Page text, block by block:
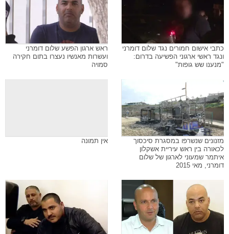
כתבי אישום חמורים נגד שלום דומרני
ונגד ראשי ארגוני הפשיעה בדרום:
"מנענו שש גופות"
ראש ארגון הפשע שלום דומרני
ועשרות מאנשיו נעצרו בתום חקירה
סמויה
מזנונים שנשרפו במסגרת סיכסוך
לכאורה בין ראש עיריית אשקלון
איתמר שמעוני לארגון של שלום
דומרני, מאי 2015
אין תמונה